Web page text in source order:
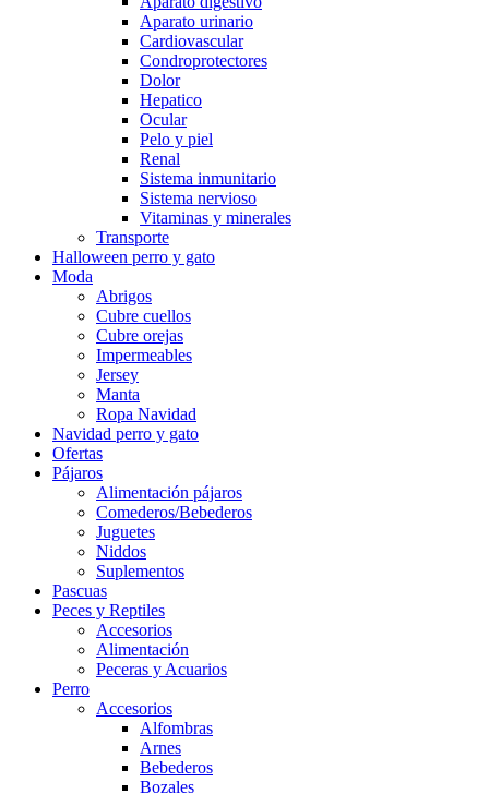
Aparato urinario
Cardiovascular
Condroprotectores
Dolor
Hepatico
Ocular
Pelo y piel
Renal
Sistema inmunitario
Sistema nervioso
Vitaminas y minerales
Transporte
Halloween perro y gato
Moda
Abrigos
Cubre cuellos
Cubre orejas
Impermeables
Jersey
Manta
Ropa Navidad
Navidad perro y gato
Ofertas
Pájaros
Alimentación pájaros
Comederos/Bebederos
Juguetes
Niddos
Suplementos
Pascuas
Peces y Reptiles
Accesorios
Alimentación
Peceras y Acuarios
Perro
Accesorios
Alfombras
Arnes
Bebederos
Bozales